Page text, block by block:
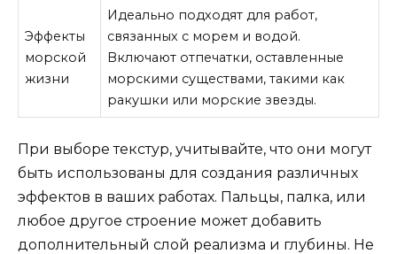
Эффекты
морской
жизни
Идеально подходят для работ,
связанных с морем и водой.
Включают отпечатки, оставленные
морскими существами, такими как
ракушки или морские звезды.
При выборе текстур, учитывайте, что они могут
быть использованы для создания различных
эффектов в ваших работах. Пальцы, палка, или
любое другое строение может добавить
дополнительный слой реализма и глубины. Не